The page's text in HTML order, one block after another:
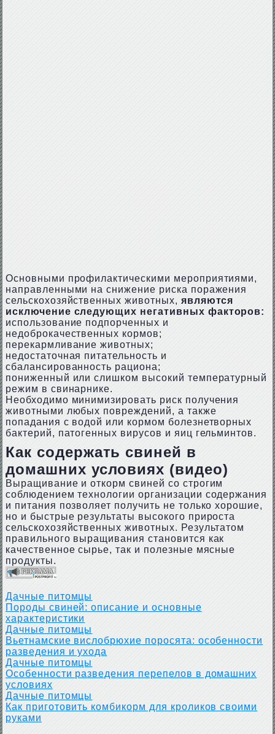
Основными профилактическими мероприятиями,
направленными на снижение риска поражения
сельскохозяйственных животных, являются
исключение следующих негативных факторов:
использование подпорченных и
недоброкачественных кормов;
перекармливание животных;
недостаточная питательность и
сбалансированность рациона;
пониженный или слишком высокий температурный
режим в свинарнике.
Необходимо минимизировать риск получения
животными любых повреждений, а также
попадания с водой или кормом болезнетворных
бактерий, патогенных вирусов и яиц гельминтов.
Как содержать свиней в
домашних условиях (видео)
Выращивание и откорм свиней со строгим
соблюдением технологии организации содержания
и питания позволяет получить не только хорошие,
но и быстрые результаты высокого прироста
сельскохозяйственных животных. Результатом
правильного выращивания становится как
качественное сырье, так и полезные мясные
продукты.
Дачные питомцы
Породы свиней: описание и основные
характеристики
Дачные питомцы
Вьетнамские вислобрюхие поросята: особенности
разведения и ухода
Дачные питомцы
Особенности разведения перепелов в домашних
условиях
Дачные питомцы
Как приготовить комбикорм для кроликов своими
руками